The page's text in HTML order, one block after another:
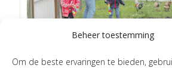
Beheer toestemming
Om de beste ervaringen te bieden,